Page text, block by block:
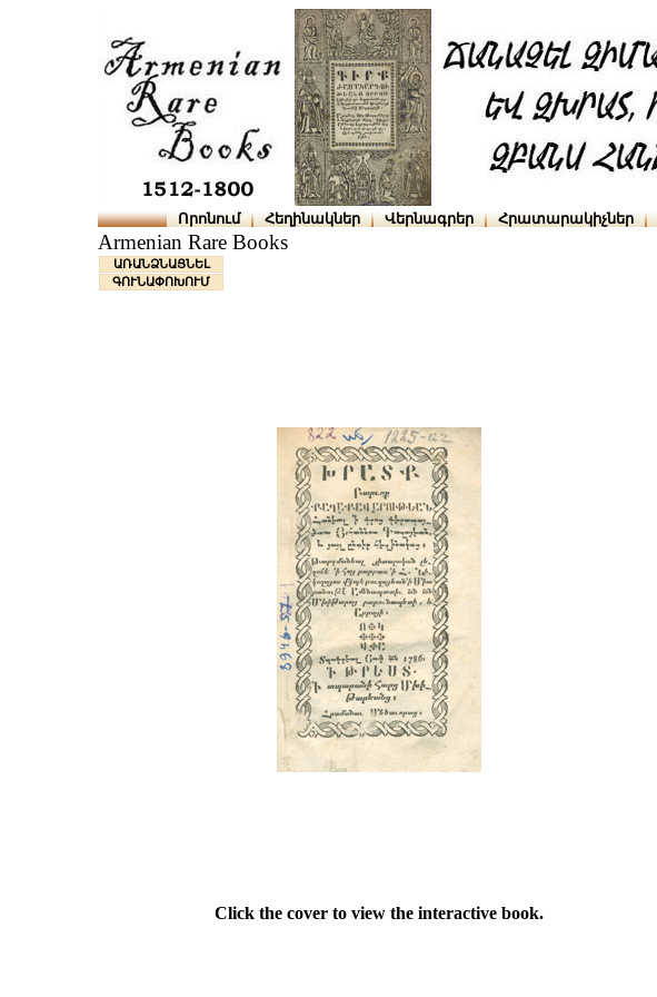
Որոնում Հեղինակներ Վերնագրեր Հրատարակիչներ
Armenian Rare Books
ԱՌԱՆՁՆԱՑՆԵԼ
ԳՈՒՆԱՓՈԽՈՒՄ
Click the cover to view the interactive book.